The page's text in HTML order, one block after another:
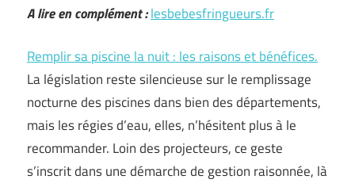
A lire en complément :lesbebesfringueurs.fr
Remplir sa piscine la nuit : les raisons et bénéfices.
La législation reste silencieuse sur le remplissage
nocturne des piscines dans bien des départements,
mais les régies d’eau, elles, n’hésitent plus à le
recommander. Loin des projecteurs, ce geste
s’inscrit dans une démarche de gestion raisonnée, là